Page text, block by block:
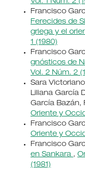
Francisco
Ferecides de
griega y el
1 (1980)
Francisco
gnósticos de
Vol. 2 Núm. 2
Sara
Liliana García
García Bazán,
Oriente y
Francisco
Oriente y
Francisco
en Sankara ,
(1981)